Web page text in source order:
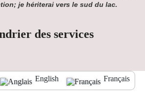
je hériterai vers le sud du lac.
des services
City Church. Tous droits réservés.
English Français